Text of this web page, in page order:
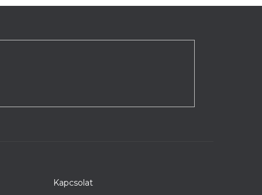
Kapcsolat